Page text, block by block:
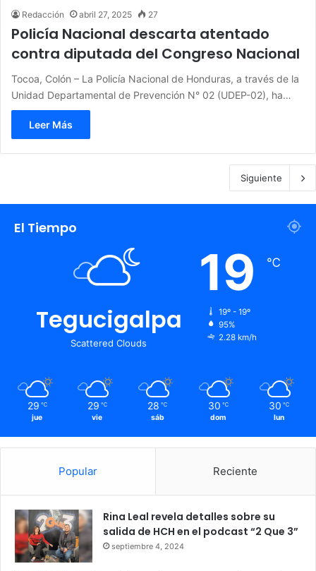
Redacción abril 27, 2025 27
Policía Nacional descarta atentado
contra diputada del Congreso Nacional
Tocoa, Colón – La Policía Nacional de Honduras, a través de la
Unidad Departamental de Prevención N° 02 (UDEP-02), ha…
Leer Más
Siguiente
El Tiempo
Tegucigalpa
Scattered Clouds
19 ℃
19º - 19º
95%
2.28 km/h
29 ℃
jue
29 ℃
vie
28 ℃
sáb
30 ℃
dom
30 ℃
lun
Popular Reciente
Rina Leal revela detalles sobre su
salida de HCH en el podcast “2 Que 3”
septiembre 4, 2024